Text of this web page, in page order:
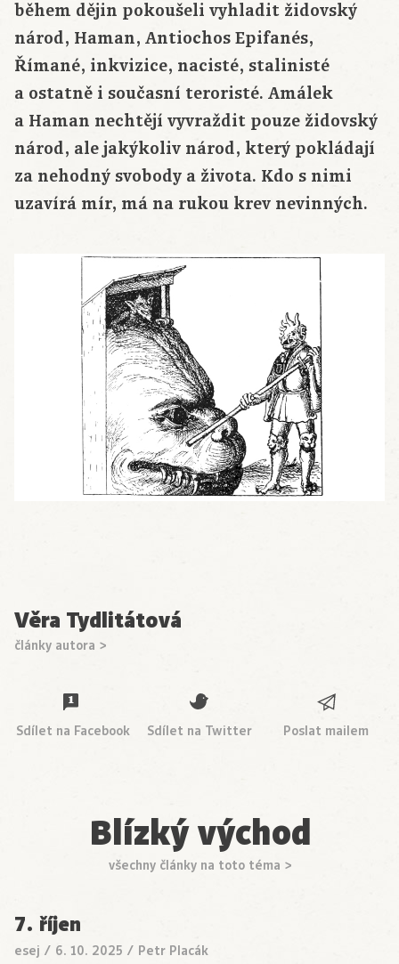
během dějin pokoušeli vyhladit židovský
národ, Haman, Antiochos Epifanés,
Římané, inkvizice, nacisté, stalinisté
a ostatně i současní teroristé. Amálek
a Haman nechtějí vyvraždit pouze židovský
národ, ale jakýkoliv národ, který pokládají
za nehodný svobody a života. Kdo s nimi
uzavírá mír, má na rukou krev nevinných.
Věra Tydlitátová
články autora >
Sdílet na Facebook Sdílet na Twitter Poslat mailem
Blízký východ
všechny články na toto téma >
7. říjen
esej / 6. 10. 2025 / Petr Placák